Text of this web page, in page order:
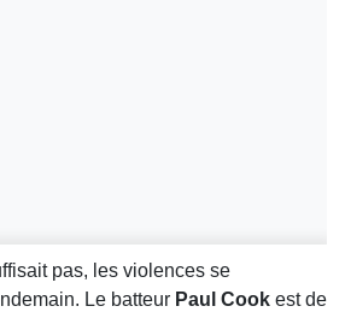
pas, les violences se
Le batteur Paul Cook est de